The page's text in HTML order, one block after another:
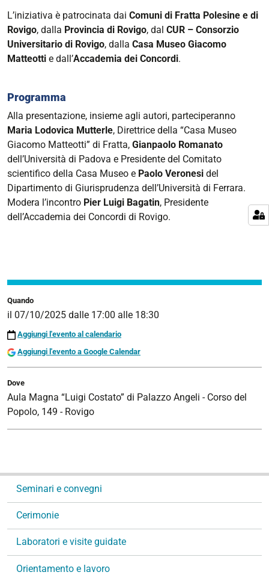
07T18:30:00+02:00
Quando
il 07/10/2025 dalle 17:00 alle 18:30
Aggiungi l'evento al calendario
Aggiungi l'evento a Google Calendar
Dove
Aula Magna “Luigi Costato” di Palazzo Angeli - Corso del
Popolo, 149 - Rovigo
L’iniziativa è patrocinata dai Comuni di Fratta Polesine e di
Rovigo, dalla Provincia di Rovigo, dal CUR – Consorzio
Universitario di Rovigo, dalla Casa Museo Giacomo
Matteotti e dall’Accademia dei Concordi.
Programma
Alla presentazione, insieme agli autori, parteciperanno
Maria Lodovica Mutterle, Direttrice della “Casa Museo
Giacomo Matteotti” di Fratta, Gianpaolo Romanato
dell’Università di Padova e Presidente del Comitato
scientifico della Casa Museo e Paolo Veronesi del
Dipartimento di Giurisprudenza dell’Università di Ferrara.
Modera l’incontro Pier Luigi Bagatin, Presidente
dell’Accademia dei Concordi di Rovigo.
a
Seminari e convegni
Cerimonie
Laboratori e visite guidate
Orientamento e lavoro